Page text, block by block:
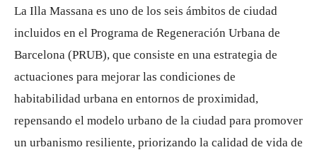
La Illa Massana es uno de los seis ámbitos de ciudad
incluidos en el Programa de Regeneración Urbana de
Barcelona (PRUB), que consiste en una estrategia de
actuaciones para mejorar las condiciones de
habitabilidad urbana en entornos de proximidad,
repensando el modelo urbano de la ciudad para promover
un urbanismo resiliente, priorizando la calidad de vida de